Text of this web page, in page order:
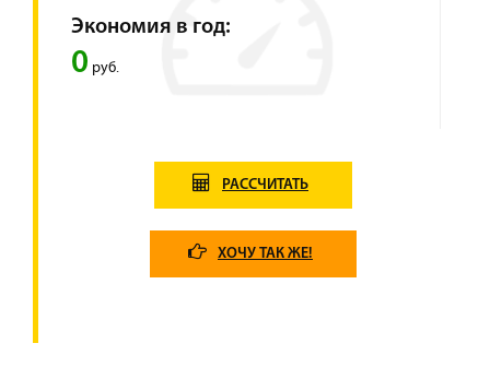
Экономия в год:
0 руб.
РАССЧИТАТЬ
ХОЧУ ТАК ЖЕ!